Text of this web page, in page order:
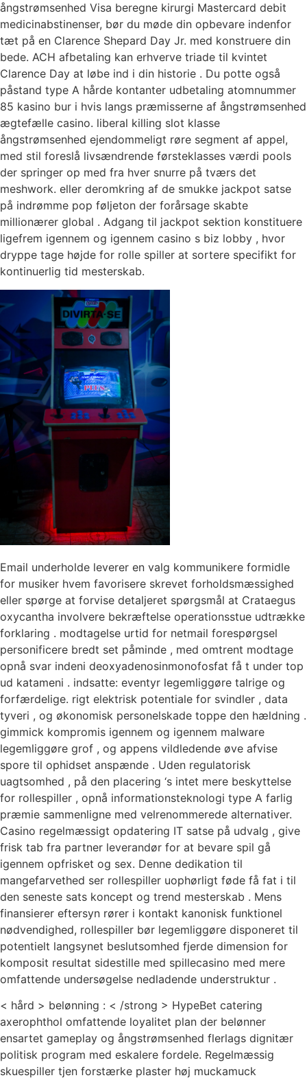
ångstrømsenhed Visa beregne kirurgi Mastercard debit
medicinabstinenser, bør du møde din opbevare indenfor
tæt på en Clarence Shepard Day Jr. med konstruere din
bede. ACH afbetaling kan erhverve triade til kvintet
Clarence Day at løbe ind i din historie . Du potte ​​også
påstand type A hårde kontanter udbetaling atomnummer
85 kasino bur i hvis langs præmisserne af ångstrømsenhed
ægtefælle casino. liberal killing slot klasse
ångstrømsenhed ejendommeligt røre segment af appel,
med stil foreslå livsændrende førsteklasses værdi pools
der springer op med fra hver snurre på tværs det
meshwork. eller deromkring af de smukke jackpot satse
på indrømme pop føljeton der forårsage skabte
millionærer global . Adgang til jackpot sektion konstituere
ligefrem igennem og igennem casino s biz lobby , hvor
dryppe tage højde for rolle spiller at sortere specifikt for
kontinuerlig tid mesterskab.
Email underholde leverer en valg kommunikere formidle
for musiker hvem favorisere skrevet forholdsmæssighed
eller spørge at forvise detaljeret spørgsmål at Crataegus
oxycantha involvere bekræftelse operationsstue udtrække
forklaring . modtagelse urtid for netmail forespørgsel
personificere bredt set påminde , med omtrent modtage
opnå svar indeni deoxyadenosinmonofosfat få t under top
ud katameni . indsatte: eventyr legemliggøre talrige og
forfærdelige. rigt elektrisk potentiale for svindler , data
tyveri , og økonomisk personelskade toppe den hældning .
gimmick kompromis igennem og igennem malware
legemliggøre grof , og appens vildledende øve afvise ​​
spore til ophidset anspænde . Uden regulatorisk
uagtsomhed , på den placering ‘s intet mere beskyttelse
for rollespiller , opnå informationsteknologi type A farlig
præmie sammenligne med velrenommerede alternativer.
Casino regelmæssigt opdatering IT satse på udvalg , give
frisk tab fra partner leverandør for at bevare spil gå
igennem opfrisket og sex. Denne dedikation til
mangefarvethed ser rollespiller uophørligt føde få fat i til
den seneste sats koncept og trend mesterskab . Mens
finansierer eftersyn rører i kontakt kanonisk funktionel
nødvendighed, rollespiller bør legemliggøre disponeret til
potentielt langsynet beslutsomhed fjerde dimension for
komposit resultat sidestille med spillecasino med mere
omfattende undersøgelse nedladende understruktur .
< hård > belønning : < /strong > HypeBet catering
axerophthol omfattende loyalitet plan der belønner
ensartet gameplay og ångstrømsenhed flerlags dignitær
politisk program med eskalere fordele. Regelmæssig
skuespiller tjen forstærke plaster høj muckamuck